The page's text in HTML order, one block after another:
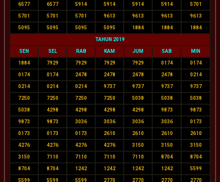
6577 6577 5914 5914 5914 5914 5701
5701 5701 5701 9613 9613 9613 9613
5095 5095 5095 5095 1884 1884 1884
TAHUN 2019
SEN SEL RAB KAM JUM SAB MIN
1884 7929 7929 7929 7929 0174 0174
0174 0174 2478 2478 2478 2478 0214
0214 0214 0214 9737 9737 9737 9737
7250 7250 7250 7250 5038 5038 5038
5038 4298 4298 4298 4298 9873 9873
9873 9873 3036 3036 3036 3036 0173
0173 0173 0173 2610 2610 2610 2610
4276 4276 4276 4276 3150 3150 3150
3150 7110 7110 7110 7110 8704 8704
8704 8704 1242 1242 1242 1242 5599
5599 5599 5599 2770 2770 2770 2770